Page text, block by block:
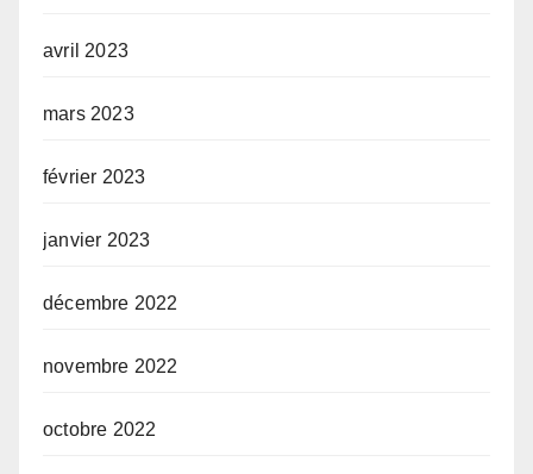
avril 2023
mars 2023
février 2023
janvier 2023
décembre 2022
novembre 2022
octobre 2022